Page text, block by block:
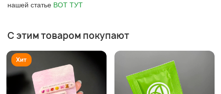
нашей статье ВОТ ТУТ
С этим товаром покупают